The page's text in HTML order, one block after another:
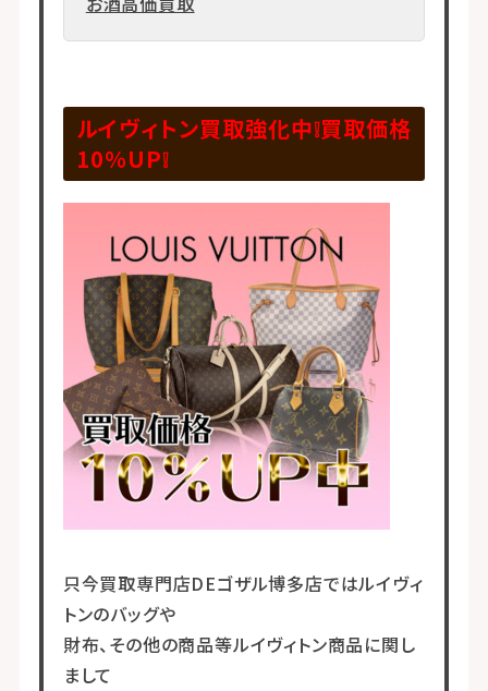
ルイヴィトン買取強化中❕買取価格
10％UP❕
只今買取専門店DEゴザル博多店ではルイヴィ
トンのバッグや
財布、その他の商品等ルイヴィトン商品に関し
まして